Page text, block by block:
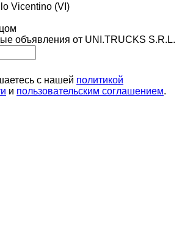
Vicentino (VI)
объявления от UNI.TRUCKS S.R.L.
с нашей политикой
и пользовательским соглашением.